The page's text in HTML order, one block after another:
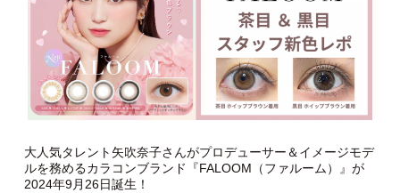
大人気タレント矢吹奈子さんがプロデューサー＆イメージモデ
ルを務めるカラコンブランド『FALOOM（ファルーム）』が
2024年9月26日誕生！